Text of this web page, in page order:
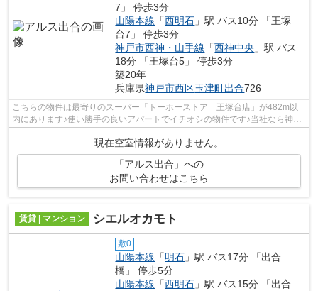
7」 停歩3分
山陽本線 「西明石 」駅 バス10分 「王塚
台7」 停歩3分
神戸市西神・山手線 「西神中央 」駅 バス
18分 「王塚台5」 停歩3分
築20年
兵庫県神戸市西区玉津町出合726
こちらの物件は最寄りのスーパー「トーホーストア 王塚台店」が482m以
内にあります♪使い勝手の良いアパートでイチオシの物件です♪当社なら神戸
市西区エリアの物件多数♪山陽本線明石周...
現在空室情報がありません。
「アルス出合」への
お問い合わせはこちら
賃貸 | マンション シエルオカモト
敷0
山陽本線 「明石 」駅 バス17分 「出合
橋」 停歩5分
山陽本線 「西明石 」駅 バス15分 「出合